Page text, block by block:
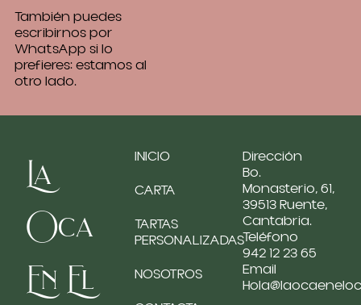
También puedes
escribirnos por
WhatsApp si lo
prefieres: estamos al
otro lado.
La
Oca
En El
INICIO
CARTA
TARTAS
PERSONALIZADAS
NOSOTROS
Dirección
Bo.
Monasterio, 61,
39513 Ruente,
Cantabria.
Teléfono
942 12 23 65
Email